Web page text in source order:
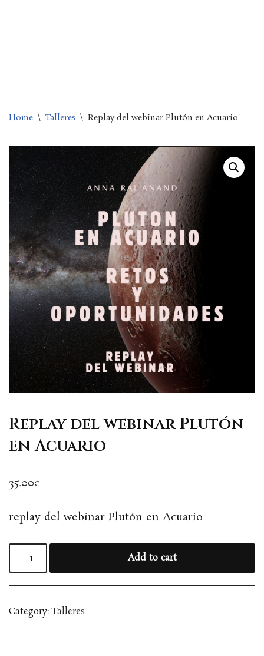
Home \ Talleres \ Replay del webinar Plutón en Acuario
Replay del webinar Plutón
en Acuario
35.00€
replay del webinar Plutón en Acuario
Add to cart
Category: Talleres